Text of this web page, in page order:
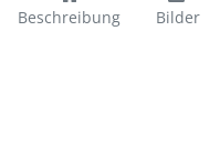
Beschreibung Bilder
Asserballeskov (8)